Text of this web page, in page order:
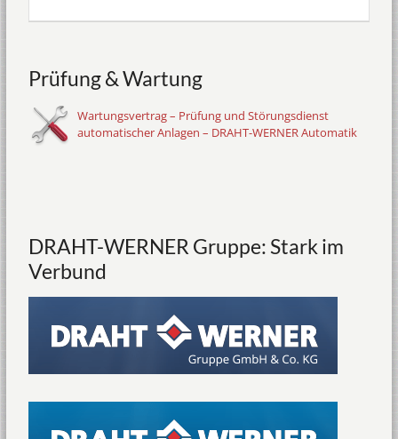
Prüfung & Wartung
Wartungsvertrag – Prüfung und Störungsdienst
automatischer Anlagen – DRAHT-WERNER Automatik
DRAHT-WERNER Gruppe: Stark im
Verbund